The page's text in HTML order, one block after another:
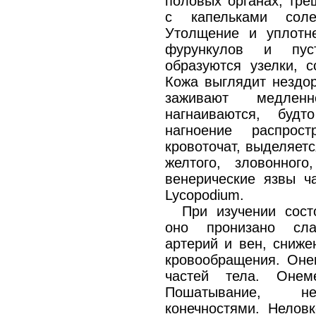
с капельками
Утолщение и
фурункулов и
образуются узелки,
Кожа выглядит
заживают
нагнаиваются,
нагноение
кровоточат,
желтого,
венерические язвы
Lycopodium.
При изучении
оно пронизано
артерий и вен,
кровообращения.
частей тела.
Пошатывание,
конечностями.